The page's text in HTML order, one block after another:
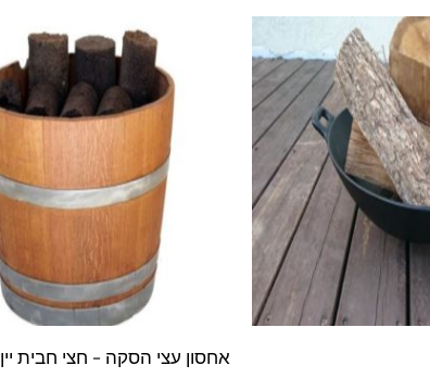
אחסון עצי הסקה – חצי חבית יין